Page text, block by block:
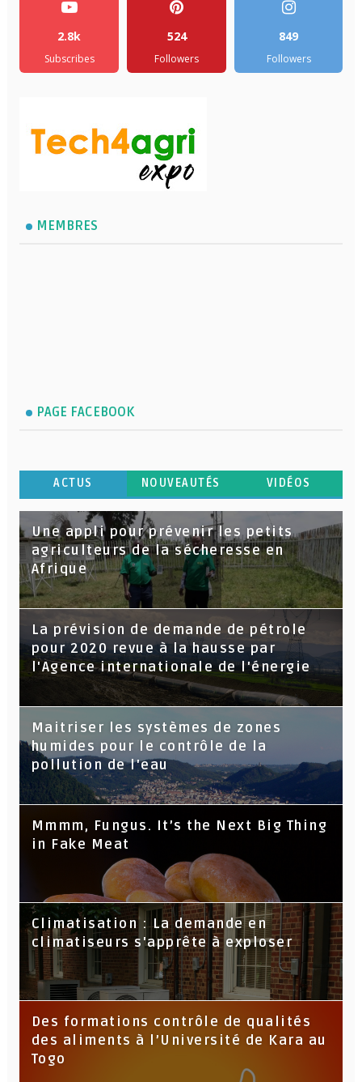
2.8k
Subscribes
524
Followers
849
Followers
MEMBRES
PAGE FACEBOOK
ACTUS NOUVEAUTÉS VIDÉOS
Une appli pour prévenir les petits
agriculteurs de la sécheresse en
Afrique
La prévision de demande de pétrole
pour 2020 revue à la hausse par
l'Agence internationale de l'énergie
Maitriser les systèmes de zones
humides pour le contrôle de la
pollution de l'eau
Mmmm, Fungus. It’s the Next Big Thing
in Fake Meat
Climatisation : La demande en
climatiseurs s'apprête à exploser
Des formations contrôle de qualités
des aliments à l’Université de Kara au
Togo